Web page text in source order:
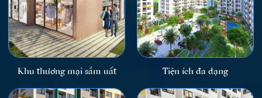
Khu thương mại sầm uất Tiện ích đa dạng